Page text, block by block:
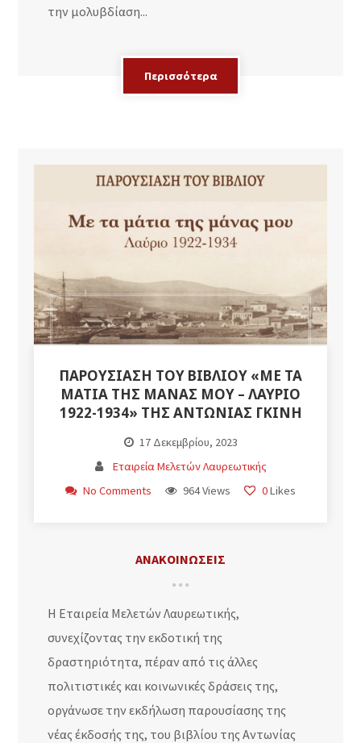
την μολυβδίαση...
Περισσότερα
ΠΑΡΟΥΣΊΑΣΗ ΤΟΥ ΒΙΒΛΊΟΥ «ΜΕ ΤΑ
ΜΆΤΙΑ ΤΗΣ ΜΆΝΑΣ ΜΟΥ – ΛΑΎΡΙΟ
1922-1934» ΤΗΣ ΑΝΤΩΝΊΑΣ ΓΚΊΝΗ
17 Δεκεμβρίου, 2023
Εταιρεία Μελετών Λαυρεωτικής
No Comments
964 Views 0Likes
ΑΝΑΚΟΙΝΩΣΕΙΣ
Η Εταιρεία Μελετών Λαυρεωτικής,
συνεχίζοντας την εκδοτική της
δραστηριότητα, πέραν από τις άλλες
πολιτιστικές και κοινωνικές δράσεις της,
οργάνωσε την εκδήλωση παρουσίασης της
νέας έκδοσής της, του βιβλίου της Αντωνίας